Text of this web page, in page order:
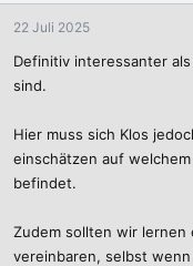
n
n
:
22 Juli 2025
Definitiv interessanter
sind.
Hier muss sich Klos
einschätzen auf
befindet.
Zudem sollten wir lernen
vereinbaren, selbst